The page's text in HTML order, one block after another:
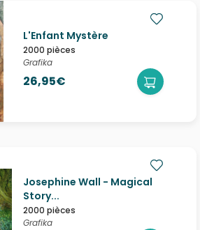
L'Enfant Mystère
2000 pièces
Grafika
26,95€
Josephine Wall - Magical
Story...
2000 pièces
Grafika